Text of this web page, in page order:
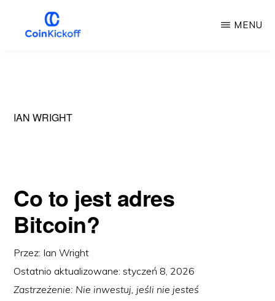
MENU
IAN WRIGHT
Co to jest adres
Bitcoin?
Przez: Ian Wright
Ostatnio aktualizowane:styczeń 8, 2026
Zastrzeżenie: Nie inwestuj, jeśli nie jesteś